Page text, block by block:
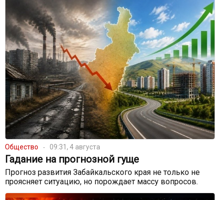
Общество 09:31, 4 августа
Гадание на прогнозной гуще
Прогноз развития Забайкальского края не только не
проясняет ситуацию, но порождает массу вопросов.